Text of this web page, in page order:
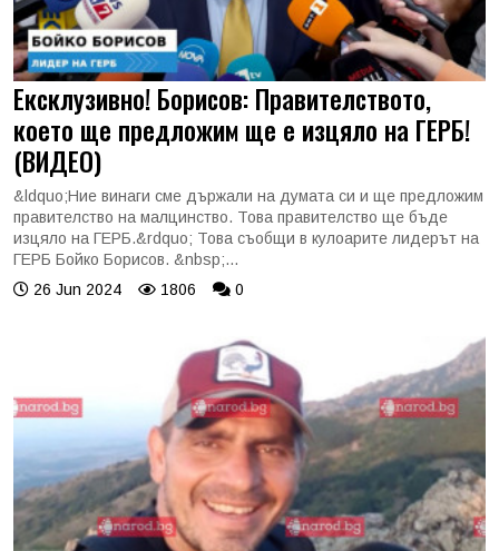
Ексклузивно! Борисов: Правителството,
което ще предложим ще е изцяло на ГЕРБ!
(ВИДЕО)
&ldquo;Ние винаги сме държали на думата си и ще предложим
правителство на малцинство. Това правителство ще бъде
изцяло на ГЕРБ.&rdquo; Това съобщи в кулоарите лидерът на
ГЕРБ Бойко Борисов. &nbsp;...
26 Jun 2024
1806 0